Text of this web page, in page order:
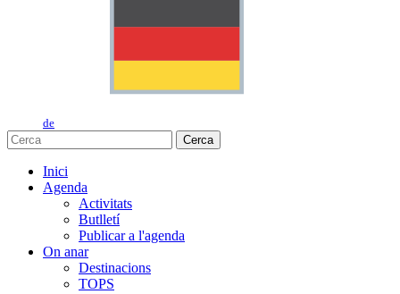
de
Cerca
Inici
Agenda
Activitats
Butlletí
Publicar a l'agenda
On anar
Destinacions
TOPS